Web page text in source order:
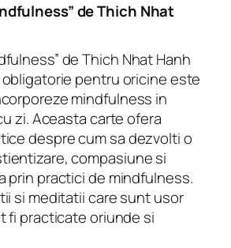
de Thich Nhat
de Thich Nhat Hanh
pentru oricine este
mindfulness in
zi. Aceasta carte ofera
despre cum sa dezvolti o
compasiune si
prin practici de mindfulness.
si meditatii care sunt usor
fi practicate oriunde si